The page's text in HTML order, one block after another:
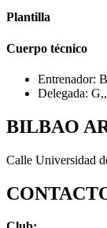
Plantilla
Cuerpo técnico
Entrenador:
Delegada:
BILBAO
Calle Universidad